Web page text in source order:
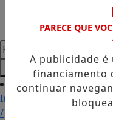
Pesquisar Notícia
Início
/
PARECE QUE
A publicidade
financiamento
continuar